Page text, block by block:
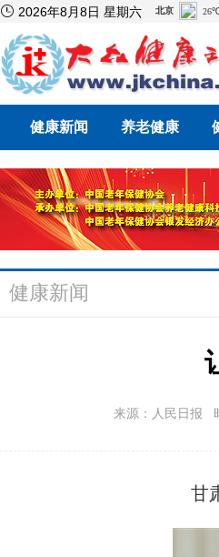
 2026年8月8日 星期六
健康新闻 养老健康
健康新闻
来源：人民日报
甘